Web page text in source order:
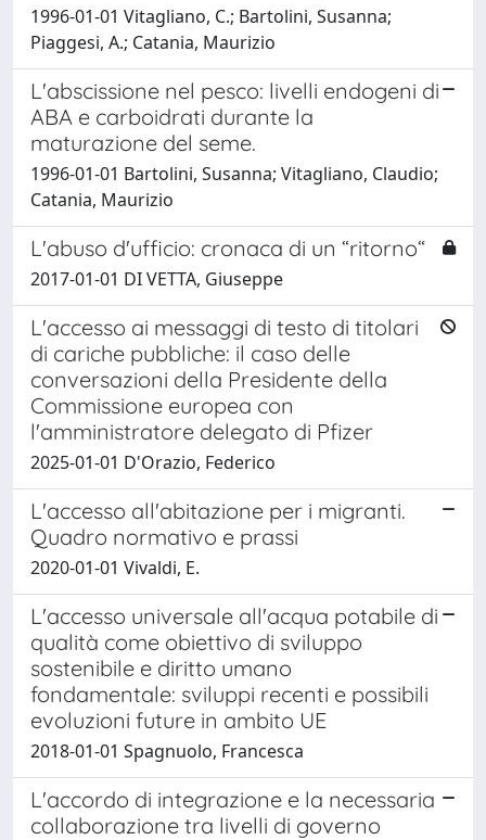
1996-01-01 Vitagliano, C.; Bartolini, Susanna;
Piaggesi, A.; Catania, Maurizio
L'abscissione nel pesco: livelli endogeni di
ABA e carboidrati durante la
maturazione del seme.
1996-01-01 Bartolini, Susanna; Vitagliano, Claudio;
Catania, Maurizio
L'abuso d'ufficio: cronaca di un “ritorno“
2017-01-01 DI VETTA, Giuseppe
L'accesso ai messaggi di testo di titolari
di cariche pubbliche: il caso delle
conversazioni della Presidente della
Commissione europea con
l'amministratore delegato di Pfizer
2025-01-01 D'Orazio, Federico
L'accesso all'abitazione per i migranti.
Quadro normativo e prassi
2020-01-01 Vivaldi, E.
L'accesso universale all'acqua potabile di
qualità come obiettivo di sviluppo
sostenibile e diritto umano
fondamentale: sviluppi recenti e possibili
evoluzioni future in ambito UE
2018-01-01 Spagnuolo, Francesca
L'accordo di integrazione e la necessaria
collaborazione tra livelli di governo